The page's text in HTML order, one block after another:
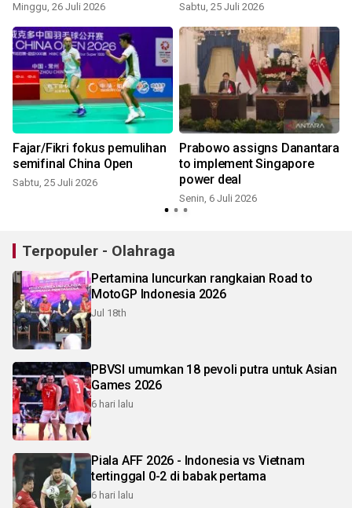
Minggu, 26 Juli 2026 Sabtu, 25 Juli 2026
Fajar/Fikri fokus pemulihan
semifinal China Open
Sabtu, 25 Juli 2026
Prabowo assigns Danantara
to implement Singapore
power deal
Senin, 6 Juli 2026
Terpopuler - Olahraga
Pertamina luncurkan rangkaian Road to
MotoGP Indonesia 2026
Jul 18th
PBVSI umumkan 18 pevoli putra untuk Asian
Games 2026
6 hari lalu
Piala AFF 2026 - Indonesia vs Vietnam
tertinggal 0-2 di babak pertama
6 hari lalu